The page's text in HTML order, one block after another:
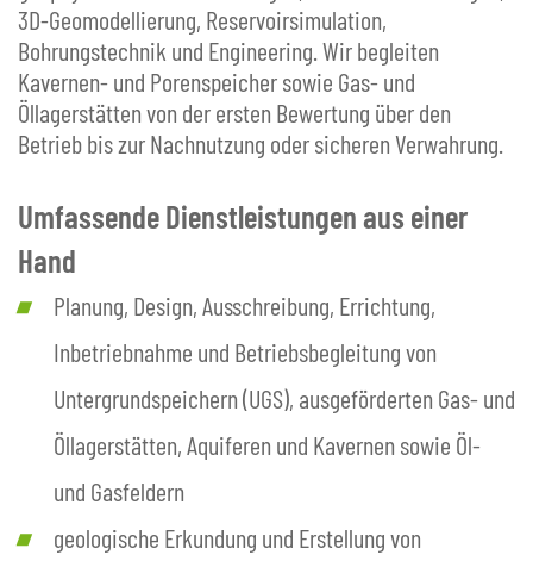
3D-Geomodellierung, Reservoirsimulation,
Bohrungstechnik und Engineering. Wir begleiten
Kavernen- und Porenspeicher sowie Gas- und
Öllagerstätten von der ersten Bewertung über den
Betrieb bis zur Nachnutzung oder sicheren Verwahrung.
Umfassende Dienstleistungen aus einer
Hand
Planung, Design, Ausschreibung, Errichtung,
Inbetriebnahme und Betriebsbegleitung von
Untergrundspeichern (UGS), ausgeförderten Gas- und
Öllagerstätten, Aquiferen und Kavernen sowie Öl-
und Gasfeldern
geologische Erkundung und Erstellung von